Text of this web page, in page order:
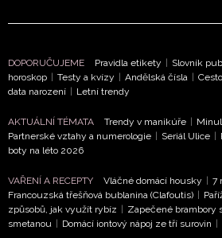
DOPORUČUJEME Pravidla etikety Slovník
horoskop
Testy a kvízy Andělská čísla
data narození
Letní trendy
AKTUÁLNÍ TÉMATA Trendy v manikúře
Partnerské vztahy a numerologie
Seriál Ulice
boty na léto 2026
VAŘENÍ A RECEPTY Vláčné domácí housky 7
Francouzská třešňová bublanina (Clafoutis)
způsobů, jak využít rybíz
Zapečené brambory
smetanou
Domácí iontový nápoj ze tří surovin